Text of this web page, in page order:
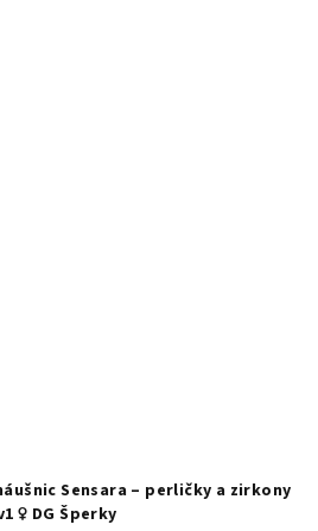
Sensara – perličky a zirkony
♀️ DG Šperky